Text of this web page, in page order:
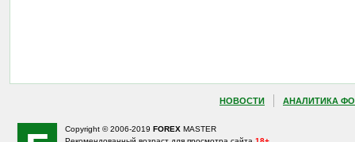
НОВОСТИ АНАЛИТИКА
Copyright © 2006-2019 FOREX MASTER